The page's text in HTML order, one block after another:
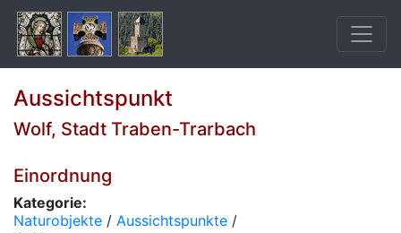
Aussichtspunkt
Wolf, Stadt Traben-Trarbach
Einordnung
Kategorie:
Naturobjekte / Aussichtspunkte /